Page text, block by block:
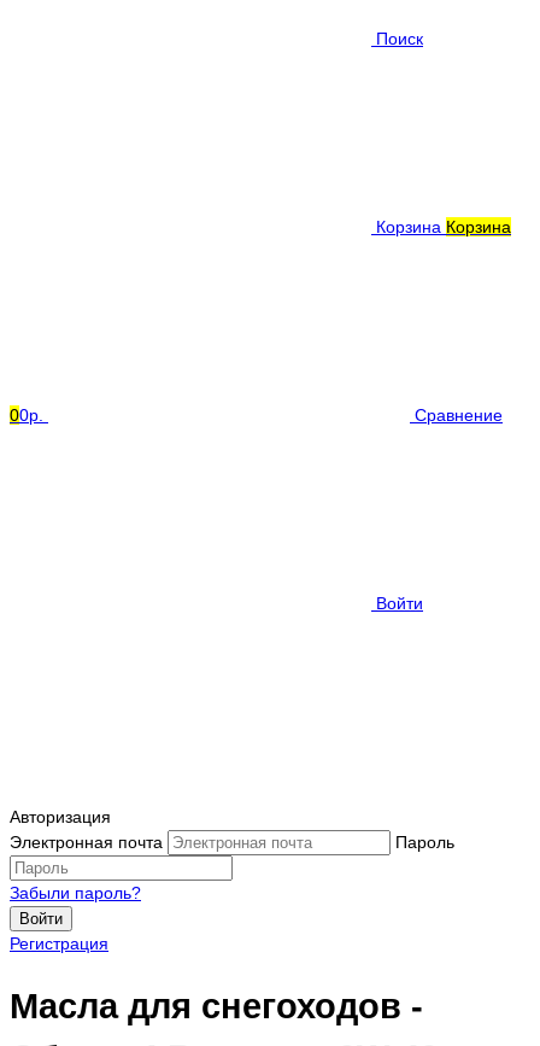
Поиск
Корзина Корзина
00р. Сравнение
Войти
Авторизация
Электронная почта
Пароль
Забыли пароль?
Войти
Регистрация
Масла для снегоходов -